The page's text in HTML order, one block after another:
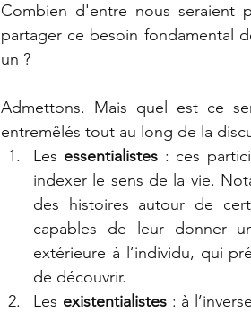
Combien d'entre nous
partager ce besoin fondamental
un ?
Admettons. Mais quel est ce
entremêlés tout au long de la
Les essentialistes : ces
indexer le sens de la vie.
des histoires autour de
capables de leur donner
extérieure à l’individu, qui
de découvrir.
Les existentialistes : à